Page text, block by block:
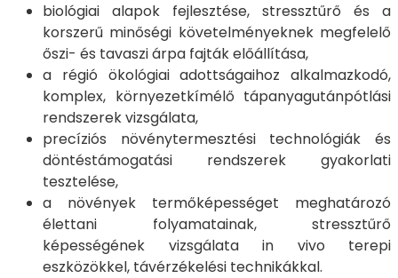
biológiai alapok fejlesztése, stressztűrő és a
korszerű minőségi követelményeknek megfelelő
őszi- és tavaszi árpa fajták előállítása,
a régió ökológiai adottságaihoz alkalmazkodó,
komplex, környezetkímélő tápanyagutánpótlási
rendszerek vizsgálata,
precíziós növénytermesztési technológiák és
döntéstámogatási rendszerek gyakorlati
tesztelése,
a növények termőképességet meghatározó
élettani folyamatainak, stressztűrő
képességének vizsgálata in vivo terepi
eszközökkel, távérzékelési technikákkal.